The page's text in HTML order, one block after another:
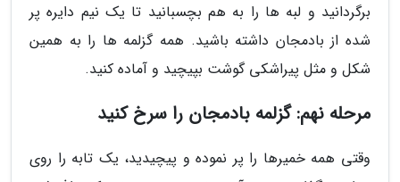
برگردانید و لبه ها را به هم بچسبانید تا یک نیم دایره پر
شده از بادمجان داشته باشید. همه گزلمه ها را به همین
شکل و مثل پیراشکی گوشت بپیچید و آماده کنید.
مرحله نهم: گزلمه بادمجان را سرخ کنید
وقتی همه خمیرها را پر نموده و پیچیدید، یک تابه را روی